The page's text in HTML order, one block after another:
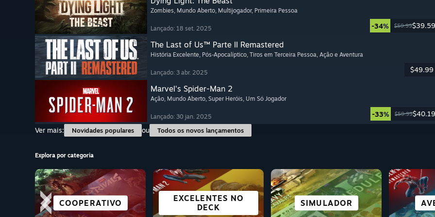
Zombies, Mundo Aberto, Multijogador, Primeira Pessoa
Lançado: 18 set. 2025 -34% $59.99$39.59
The Last of Us™ Parte II Remastered
História Excelente, Pós-Apocalíptico, Tiros em Terceira Pessoa, Ação e Aventura
Lançado: 3 abr. 2025 $49.99
Marvel's Spider-Man 2
Ação, Mundo Aberto, Super Heróis, Um Só Jogador
Lançado: 30 jan. 2025 -33% $59.99$40.19
Ver mais:
Novidades populares ou Todos os novos lançamentos
Explora por categoria
COOPERATIVO
EXCELENTES NO
DECK
SIMULADOR
ROMANCE VISUAL
GRÁTIS PARA
JOGAR
ROGUELIKE
JOGOS DE R.V. CORRIDAS AÇÃO
CASUAL SOBREVIVÊNCIA ESTRATÉGIA
E